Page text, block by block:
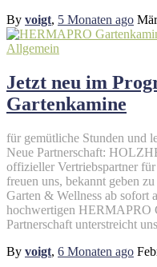
By voigt, 5 Monaten ago
Allgemein
Jetzt neu im
Gartenkamine
für gemütliche Stunden und
Neue Partnerschaft:
offizieller Vertriebspartner
freuen uns, bekannt geben
Garten & Wellness ab sofort
hochwertigen HERMAPRO
Partnerschaft unterstreicht
By voigt, 6 Monaten ago